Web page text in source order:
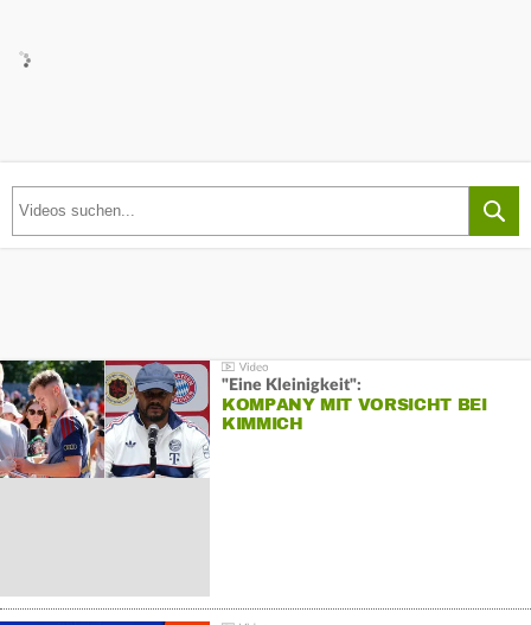
"Eine Kleinigkeit":
KOMPANY MIT VORSICHT BEI
KIMMICH